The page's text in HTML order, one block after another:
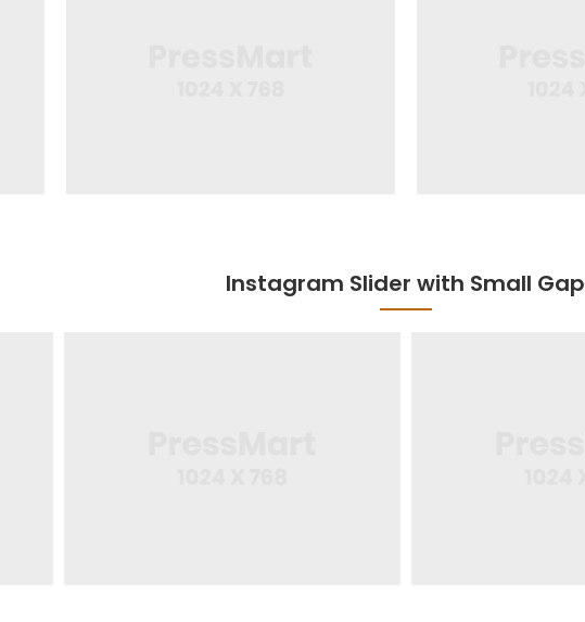
Instagram Slider with Small Gap